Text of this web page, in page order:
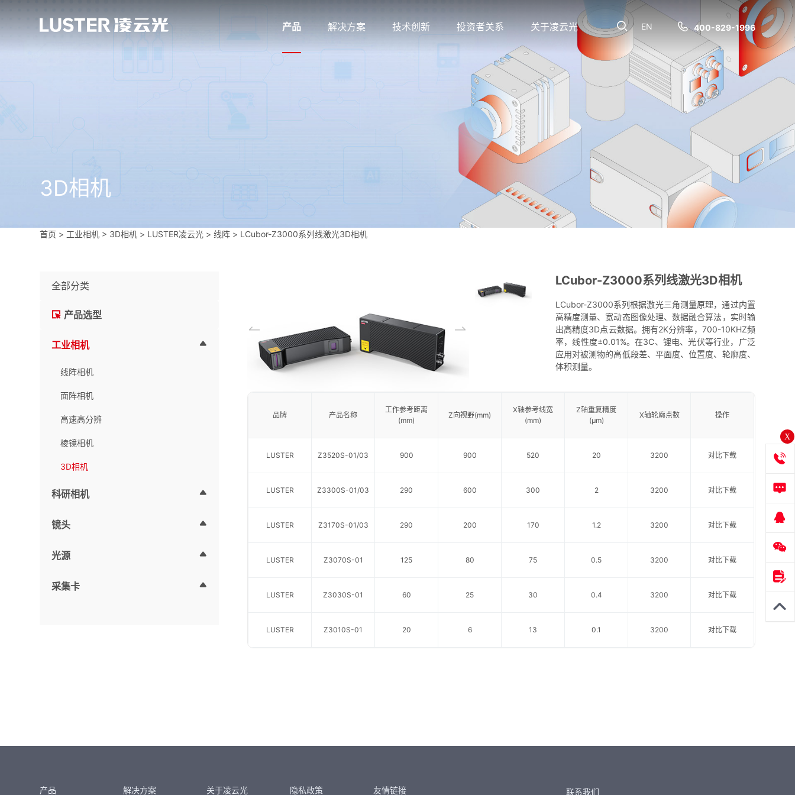
400-829-1996
EN
产品 解决方案 技术创新 投资者关系 关于凌云光
3D相机
首页 > 工业相机 > 3D相机 > LUSTER凌云光 >线阵 > LCubor-Z3000系列线激光3D相机
全部分类
产品选型
工业相机
线阵相机
面阵相机
高速高分辨
棱镜相机
3D相机
科研相机
镜头
光源
采集卡
LCubor-Z3000系列线激光3D相机
LCubor-Z3000系列根据激光三角测量原理，通过内置
高精度测量、宽动态图像处理、数据融合算法，实时输
出高精度3D点云数据。拥有2K分辨率，700-10KHZ频
率，线性度±0.01%。在3C、锂电、光伏等行业，广泛
应用对被测物的高低段差、平面度、位置度、轮廓度、
体积测量。
品牌 产品名称
工作参考距离
(mm)
Z向视野(mm)
X轴参考线宽
(mm)
Z轴重复精度
(μm)
X轴轮廓点数 操作
LUSTER Z3520S-01/03 900 900 520 20 3200 对比下载
LUSTER Z3300S-01/03 290 600 300 2 3200 对比下载
LUSTER Z3170S-01/03 290 200 170 1.2 3200 对比下载
LUSTER Z3070S-01 125 80 75 0.5 3200 对比下载
LUSTER Z3030S-01 60 25 30 0.4 3200 对比下载
LUSTER Z3010S-01 20 6 13 0.1 3200 对比下载
产品 解决方案 关于凌云光 隐私政策 友情链接 联系我们
X